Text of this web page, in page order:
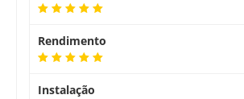
Rendimento
Instalação